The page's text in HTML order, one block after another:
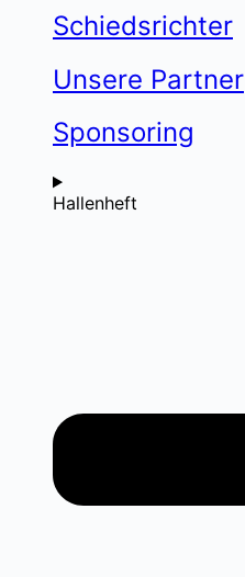
Schiedsrichter
Unsere Partner
Sponsoring
Hallenheft